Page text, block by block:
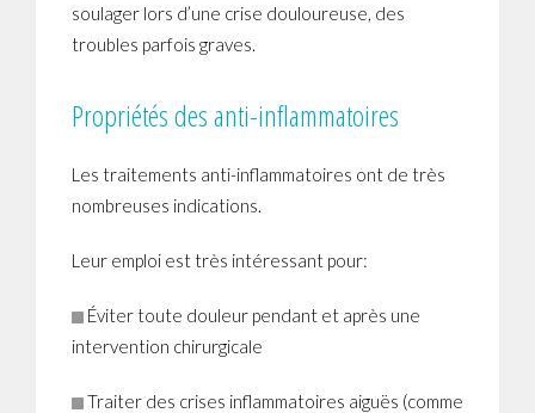
soulager lors d’une crise douloureuse, des
troubles parfois graves.
Propriétés des anti-inflammatoires
Les traitements anti-inflammatoires ont de très
nombreuses indications.
Leur emploi est très intéressant pour:
Éviter toute douleur pendant et après une
intervention chirurgicale
Traiter des crises inflammatoires aiguës (comme